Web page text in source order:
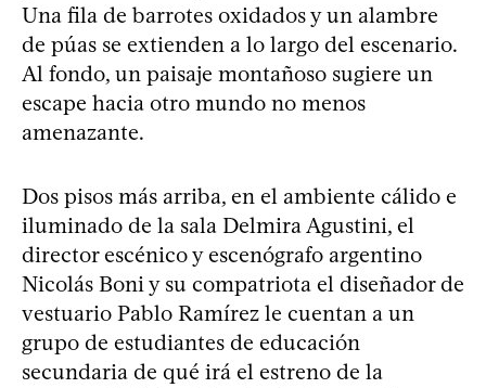
Una fila de barrotes oxidados y un alambre
de púas se extienden a lo largo del escenario.
Al fondo, un paisaje montañoso sugiere un
escape hacia otro mundo no menos
amenazante.
Dos pisos más arriba, en el ambiente cálido e
iluminado de la sala Delmira Agustini, el
director escénico y escenógrafo argentino
Nicolás Boni y su compatriota el diseñador de
vestuario Pablo Ramírez le cuentan a un
grupo de estudiantes de educación
secundaria de qué irá el estreno de la